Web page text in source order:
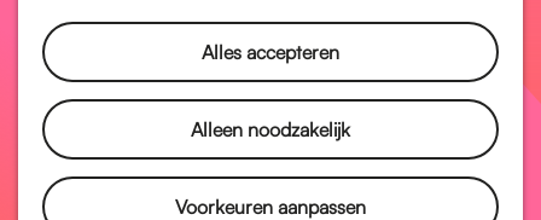
Alles accepteren
Alleen noodzakelijk
Voorkeuren aanpassen
De oudste stad van
Nederland
Historische tijdlijn
Romeinse Limes
Vrede van Nijmegen
Penning